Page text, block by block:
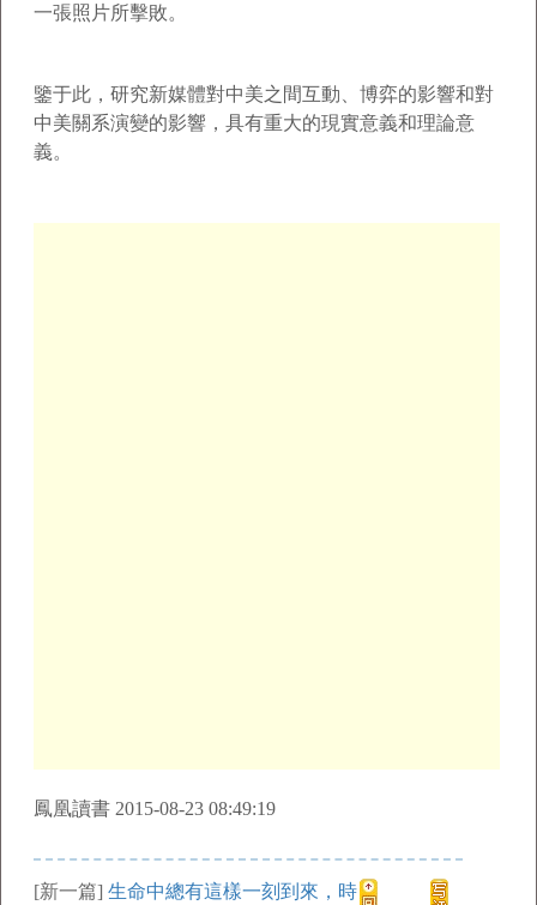
一張照片所擊敗。
鑒于此，研究新媒體對中美之間互動、博弈的影響和對
中美關系演變的影響，具有重大的現實意義和理論意
義。
鳳凰讀書 2015-08-23 08:49:19
[新一篇] 生命中總有這樣一刻到來，時